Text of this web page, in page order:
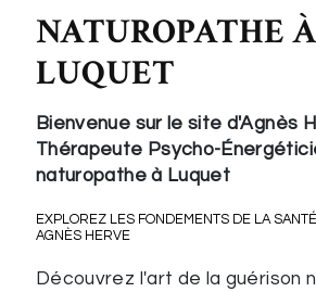
NATUROPATHE À
LUQUET
Bienvenue sur le site d'Agnès
Thérapeute Psycho-
naturopathe à Luquet
EXPLOREZ LES FONDEMENTS DE LA
AGNÈS HERVE
Découvrez l'art de la guérison